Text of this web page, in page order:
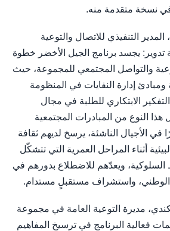
نسخة متقدمة منه.
التنفيذي للاتصال والتوعية
تدوير: يجسد برنامج الجيل الأخضر خطوة
والتواصل المجتمعي للمجموعة، حيث
ومبادئ إدارة النفايات في المنظومة
الابتكاري للطلبة في مجال
هذا النوع من المبادرات المجتمعية
في الأجيال الناشئة، يرسخ لديهم ثقافة
أثناء المراحل العمرية التي تتشكّل
السلوكية، ويعدّهم للاضطلاع بدورهم في
الوطني، واستشراف مستقبلٍ مستدام.
مديرة التوعية العامة في مجموعة
فعالية البرنامج في ترسيخ المفاهيم